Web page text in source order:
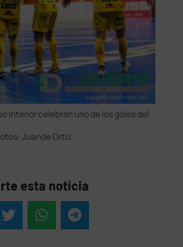
Interior celebran uno de los goles del
Juande Ortiz.
esta noticia